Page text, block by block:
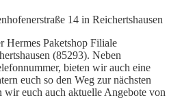
14 in Reichertshausen
Hermes Paketshop Filiale
(85293). Neben
bieten wir auch eine
euch so den Weg zur nächsten
euch auch aktuelle Angebote von